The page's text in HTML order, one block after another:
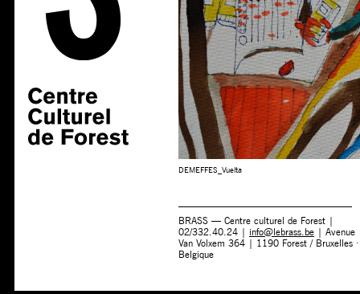
DEMEFFES_Vuelta
BRASS — Centre culturel de Forest |
02/332.40.24 | info@lebrass.be| Avenue
Van Volxem 364 | 1190 Forest / Bruxelles ·
Belgique